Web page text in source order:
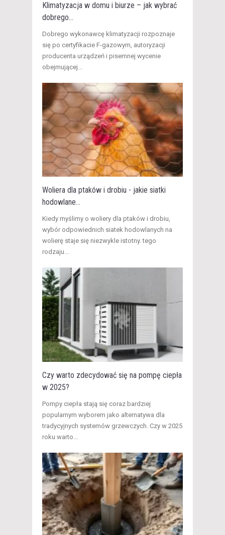
Klimatyzacja w domu i biurze – jak wybrać
dobrego...
​Dobrego wykonawcę klimatyzacji rozpoznaje
się po certyfikacie F-gazowym, autoryzacji
producenta urządzeń i pisemnej wycenie
obejmującej...
Woliera dla ptaków i drobiu - jakie siatki
hodowlane...
​Kiedy myślimy o woliery dla ptaków i drobiu,
wybór odpowiednich siatek hodowlanych na
wolierę staje się niezwykle istotny. tego
rodzaju...
Czy warto zdecydować się na pompę ciepła
w 2025?
Pompy ciepła stają się coraz bardziej
popularnym wyborem jako alternatywa dla
tradycyjnych systemów grzewczych. Czy w 2025
roku warto...